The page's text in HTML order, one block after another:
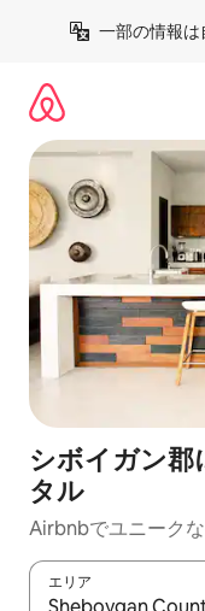
一部の情報は
シボイガン
タル
Airbnbでユニーク
エリア
検索結果が表示さ